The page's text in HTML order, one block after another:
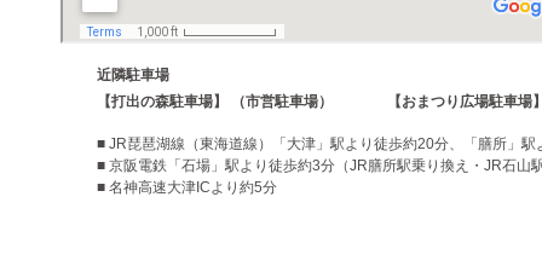
近隣駐車場
【打出の森駐車場】 （市営駐車場）
【おまつり広場駐車場
■ JR琵琶湖線（東海道線）「大津」駅より徒歩約20分、「膳所」駅
■ 京阪電鉄「石場」駅より徒歩約3分（JR膳所駅乗り換え・JR石山
■ 名神高速大津ICより約5分